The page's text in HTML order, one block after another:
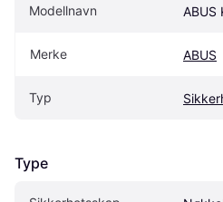
Modellnavn ABUS
Merke ABUS
Typ
Type